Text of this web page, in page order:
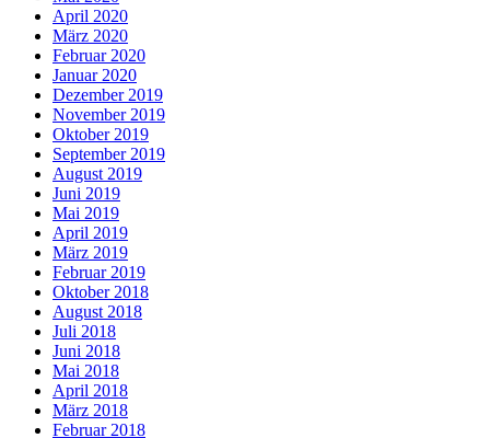
April 2020
März 2020
Februar 2020
Januar 2020
Dezember 2019
November 2019
Oktober 2019
September 2019
August 2019
Juni 2019
Mai 2019
April 2019
März 2019
Februar 2019
Oktober 2018
August 2018
Juli 2018
Juni 2018
Mai 2018
April 2018
März 2018
Februar 2018